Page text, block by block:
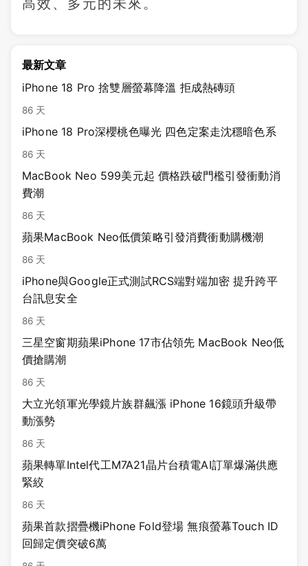
高效、多元的未來。
最新文章
iPhone 18 Pro 捨雙層螢幕降溫 拒成熱磚頭
86 天
iPhone 18 Pro深櫻桃色曝光 四色定案走沈穩暗色系
86 天
MacBook Neo 599美元起 價格跌破門檻引發衝動消
費潮
86 天
蘋果MacBook Neo低價策略引發消費衝動購機潮
86 天
iPhone與Google正式測試RCS端對端加密 提升跨平
台訊息安全
86 天
三星空窗期蘋果iPhone 17市佔領先 MacBook Neo低
價搶購潮
86 天
大立光領軍光學鏡片族群飆漲 iPhone 16鏡頭升級帶
動漲勢
86 天
蘋果轉單Intel代工M7A21晶片台積電AI訂單爆滿供應
緊絞
86 天
蘋果首款摺疊機iPhone Fold登場 無痕螢幕Touch ID
回歸定價突破6萬